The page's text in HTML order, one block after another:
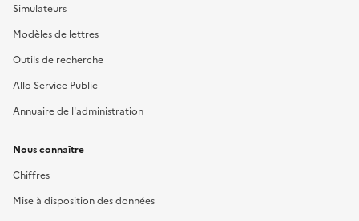
Simulateurs
Modèles de lettres
Outils de recherche
Allo Service Public
Annuaire de l'administration
Nous connaître
Chiffres
Mise à disposition des données